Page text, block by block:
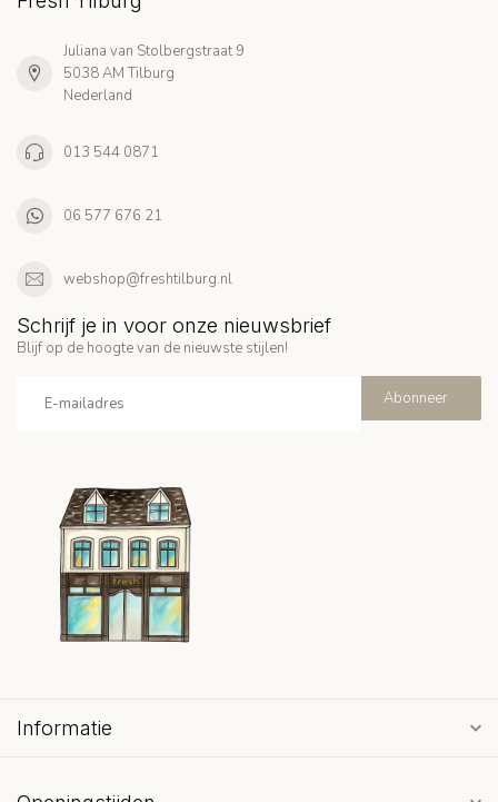
Juliana van Stolbergstraat 9
5038 AM Tilburg
Nederland
013 544 0871
06 577 676 21
webshop@freshtilburg.nl
Schrijf je in voor onze nieuwsbrief
Blijf op de hoogte van de nieuwste stijlen!
Abonneer
Informatie